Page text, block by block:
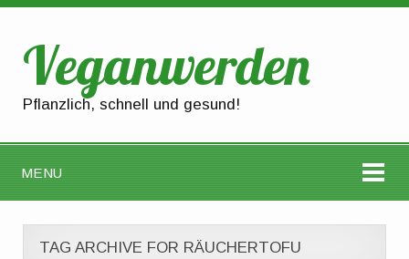
Veganwerden
Pflanzlich, schnell und gesund!
MENU
TAG ARCHIVE FOR RÄUCHERTOFU